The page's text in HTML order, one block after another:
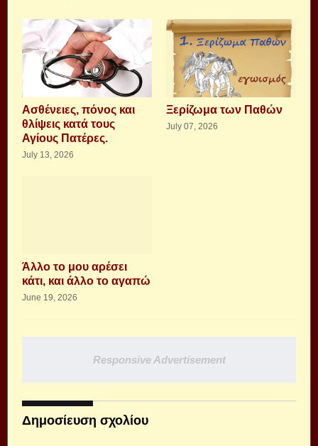
Aσθένειες, πόνος και
θλίψεις κατά τους
Αγίους Πατέρες.
July 13, 2026
Ξερίζωμα των Παθών
July 07, 2026
Άλλο το μου αρέσει
κάτι, και άλλο το αγαπώ
June 19, 2026
Responsive Advertisement
Δημοσίευση σχολίου